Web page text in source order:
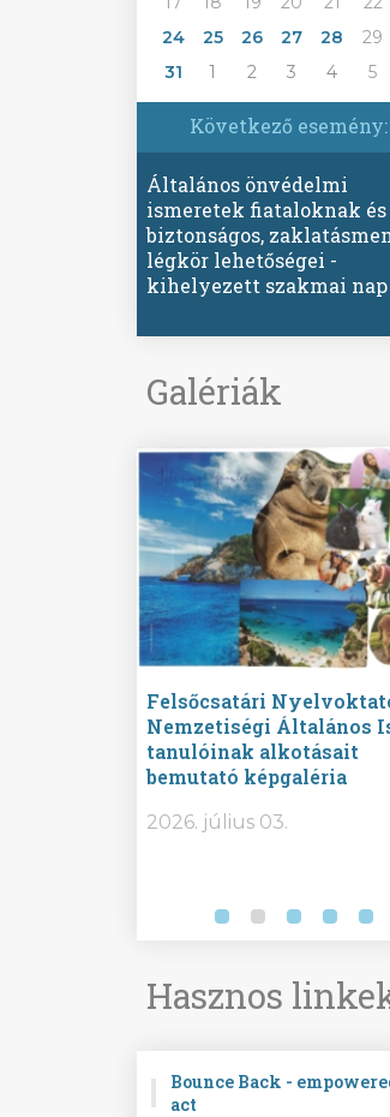
24
25 26 27 28 29
31
1 2 3 4 5
Következő esemény:
Általános önvédelmi
ismeretek fiataloknak és
biztonságos,
légkör lehetőségei -
kihelyezett szakmai nap
Galériák
Felsőcsatári
Nemzetiségi Általános
tanulóinak alkotásait
bemutató képgaléria
2026. július 03.
Hasznos
Bounce Back -
act